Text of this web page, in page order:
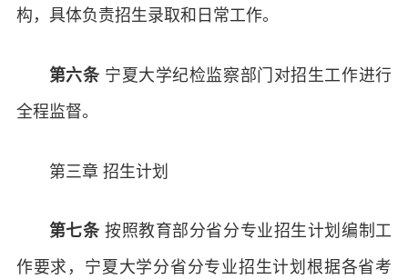
构，具体负责招生录取和日常工作。
第六条 宁夏大学纪检监察部门对招生工作进行
全程监督。
第三章 招生计划
第七条按照教育部分省分专业招生计划编制工
作要求，宁夏大学分省分专业招生计划根据各省考